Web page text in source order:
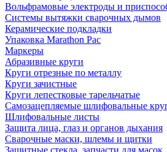
Вольфрамовые электроды и
Системы вытяжки сварочных дымов
Керамические подкладки
Упаковка Marathon Pac
Маркеры
Абразивные круги
Круги отрезные по металлу
Круги зачистные
Круги лепестковые тарельчатые
Самозацепляемые шлифовальные
Шлифовальные листы
Защита лица, глаз и органов дыхания
Сварочные маски, шлемы и щитки
Защитные стекла, запчасти для масок